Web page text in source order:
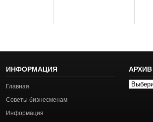
ИНФОРМАЦИЯ
Главная
Советы бизнесменам
Информация
Архив